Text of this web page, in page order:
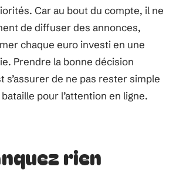
Car au bout du compte, il ne
de diffuser des annonces,
chaque euro investi en une
Prendre la bonne décision
s’assurer de ne pas rester simple
pour l’attention en ligne.
rien